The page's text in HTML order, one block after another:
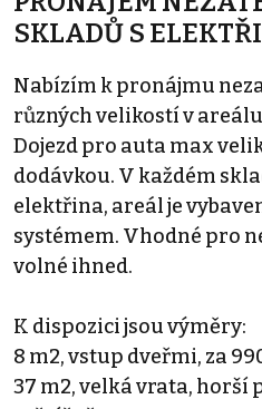
SKLADŮ S
Nabízím k pronájmu
různých velikostí v
Dojezd pro auta max
dodávkou. V každém
elektřina, areál je
systémem. Vhodné pro
volné ihned.
K dispozici jsou výměry:
8 m2, vstup dveřmi, za
37 m2, velká vrata, horší